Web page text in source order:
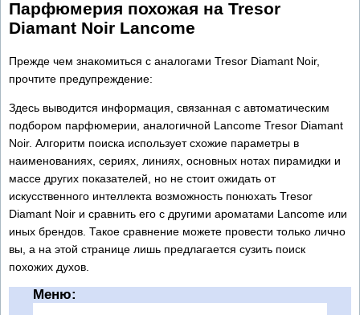
Парфюмерия похожая на Tresor
Diamant Noir Lancome
Прежде чем знакомиться с аналогами Tresor Diamant Noir,
прочтите предупреждение:
Здесь выводится информация, связанная с автоматическим
подбором парфюмерии, аналогичной Lancome Tresor Diamant
Noir. Алгоритм поиска использует схожие параметры в
наименованиях, сериях, линиях, основных нотах пирамидки и
массе других показателей, но не стоит ожидать от
искусственного интеллекта возможность понюхать Tresor
Diamant Noir и сравнить его с другими ароматами Lancome или
иных брендов. Такое сравнение можете провести только лично
вы, а на этой странице лишь предлагается сузить поиск
похожих духов.
Меню: